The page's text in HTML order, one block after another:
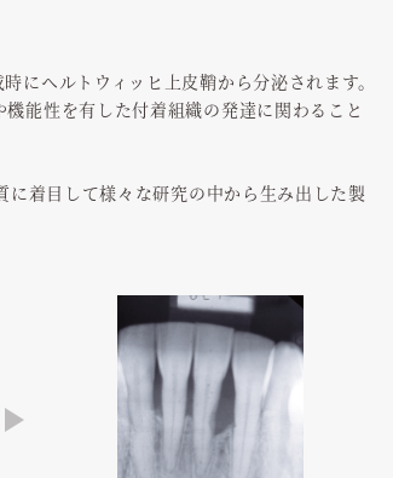
にヘルトウィッヒ上皮鞘から分泌されます。
能性を有した付着組織の発達に関わること
着目して様々な研究の中から生み出した製